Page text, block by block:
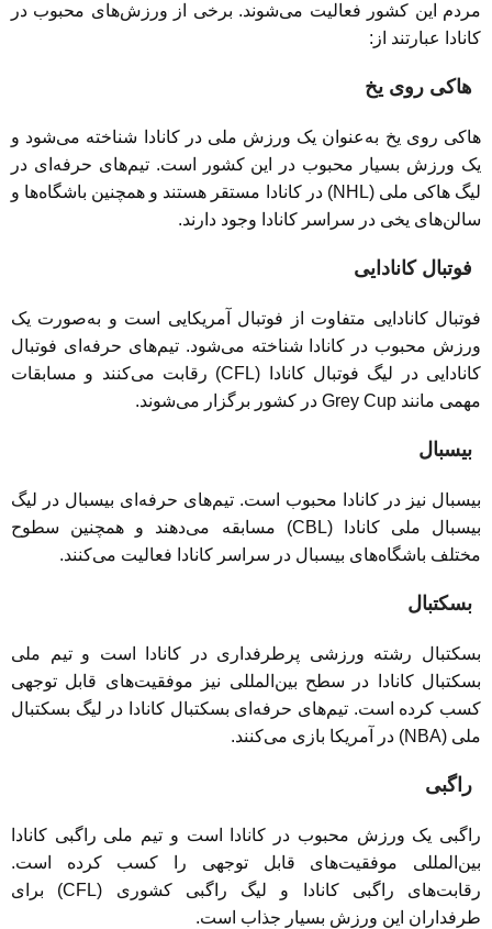
مردم این کشور فعالیت می‌شوند. برخی از ورزش‌های محبوب در
کانادا عبارتند از:
هاکی روی یخ
هاکی روی یخ به‌عنوان یک ورزش ملی در کانادا شناخته می‌شود و
یک ورزش بسیار محبوب در این کشور است. تیم‌های حرفه‌ای در
لیگ هاکی ملی (NHL) در کانادا مستقر هستند و همچنین باشگاه‌ها و
سالن‌های یخی در سراسر کانادا وجود دارند.
فوتبال کانادایی
فوتبال کانادایی متفاوت از فوتبال آمریکایی است و به‌صورت یک
ورزش محبوب در کانادا شناخته می‌شود. تیم‌های حرفه‌ای فوتبال
کانادایی در لیگ فوتبال کانادا (CFL) رقابت می‌کنند و مسابقات
مهمی مانند Grey Cup در کشور برگزار می‌شوند.
بیسبال
بیسبال نیز در کانادا محبوب است. تیم‌های حرفه‌ای بیسبال در لیگ
بیسبال ملی کانادا (CBL) مسابقه می‌دهند و همچنین سطوح
مختلف باشگاه‌های بیسبال در سراسر کانادا فعالیت می‌کنند.
بسکتبال
بسکتبال رشته ورزشی پرطرفداری در کانادا است و تیم ملی
بسکتبال کانادا در سطح بین‌المللی نیز موفقیت‌های قابل توجهی
کسب کرده است. تیم‌های حرفه‌ای بسکتبال کانادا در لیگ بسکتبال
ملی (NBA) در آمریکا بازی می‌کنند.
راگبی
راگبی یک ورزش محبوب در کانادا است و تیم ملی راگبی کانادا
بین‌المللی موفقیت‌های قابل توجهی را کسب کرده است.
رقابت‌های راگبی کانادا و لیگ راگبی کشوری (CFL) برای
طرفداران این ورزش بسیار جذاب است.